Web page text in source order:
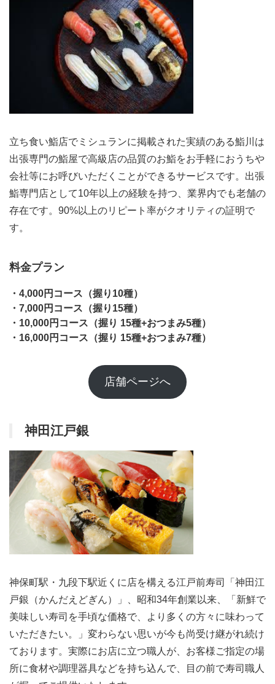
立ち食い鮨店でミシュランに掲載された実績のある鮨川は
出張専門の鮨屋で高級店の品質のお鮨をお手軽におうちや
会社等にお呼びいただくことができるサービスです。出張
鮨専門店として10年以上の経験を持つ、業界内でも老舗の
存在です。90%以上のリピート率がクオリティの証明で
す。
料金プラン
・4,000円コース（握り10種）
・7,000円コース（握り15種）
・10,000円コース（握り 15種+おつまみ5種）
・16,000円コース（握り 15種+おつまみ7種）
店舗ページへ
神田江戸銀
神保町駅・九段下駅近くに店を構える江戸前寿司「神田江
戸銀（かんだえどぎん）」、昭和34年創業以来、「新鮮で
美味しい寿司を手頃な価格で、より多くの方々に味わって
いただきたい。」変わらない思いが今も尚受け継がれ続け
ております。実際にお店に立つ職人が、お客様ご指定の場
所に食材や調理器具などを持ち込んで、目の前で寿司職人